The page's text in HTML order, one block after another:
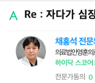
Re : 자다가 심
채홍석 전문
의료법인영훈
하이닥 스코
전문가동의 0